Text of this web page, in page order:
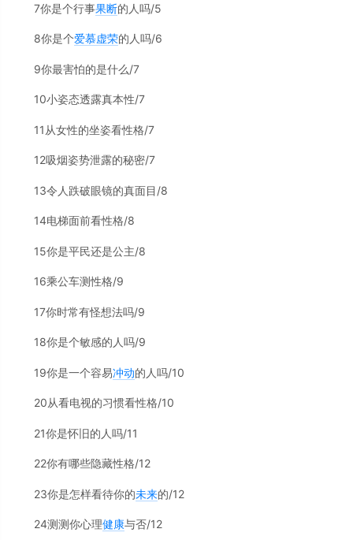
7你是个行事果断的人吗/5
8你是个爱慕虚荣的人吗/6
9你最害怕的是什么/7
10小姿态透露真本性/7
11从女性的坐姿看性格/7
12吸烟姿势泄露的秘密/7
13令人跌破眼镜的真面目/8
14电梯面前看性格/8
15你是平民还是公主/8
16乘公车测性格/9
17你时常有怪想法吗/9
18你是个敏感的人吗/9
19你是一个容易冲动的人吗/10
20从看电视的习惯看性格/10
21你是怀旧的人吗/11
22你有哪些隐藏性格/12
23你是怎样看待你的未来的/12
24测测你心理健康与否/12